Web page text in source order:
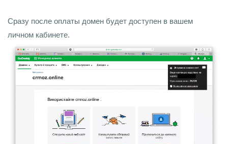
Сразу после оплаты домен будет доступен в вашем
личном кабинете.